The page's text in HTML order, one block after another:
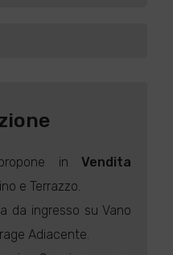
propone inVendita
e Terrazzo.
da ingresso su Vano
Adiacente.